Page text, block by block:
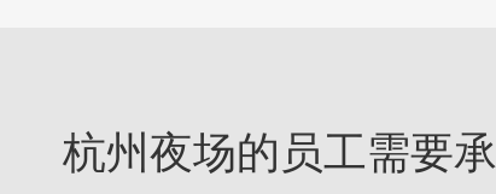
杭州夜场的员工需要